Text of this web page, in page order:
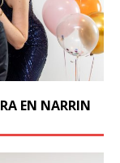
EN NARRIN